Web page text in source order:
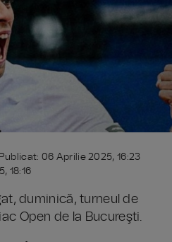
06 Aprilie 2025, 16:23
18:16
duminică, turneul de
Open de la Bucureşti.